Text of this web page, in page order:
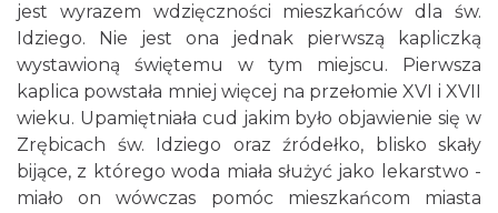
jest wyrazem wdzięczności mieszkańców dla św.
Idziego. Nie jest ona jednak pierwszą kapliczką
wystawioną świętemu w tym miejscu. Pierwsza
kaplica powstała mniej więcej na przełomie XVI i XVII
wieku. Upamiętniała cud jakim było objawienie się w
Zrębicach św. Idziego oraz źródełko, blisko skały
bijące, z którego woda miała służyć jako lekarstwo -
miało on wówczas pomóc mieszkańcom miasta